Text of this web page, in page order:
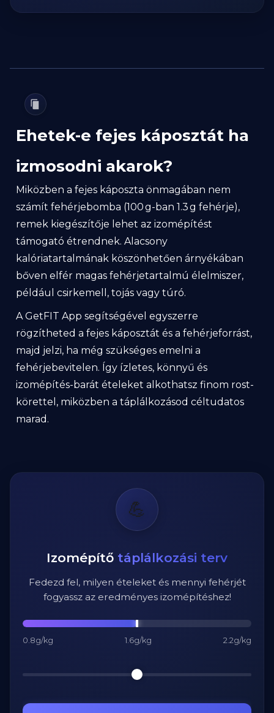
Ehetek-e fejes káposztát ha
izmosodni akarok?
Miközben a fejes káposzta önmagában nem
számít fehérjebomba (100 g-ban 1.3 g fehérje),
remek kiegészítője lehet az izomépítést
támogató étrendnek. Alacsony
kalóriatartalmának köszönhetően árnyékában
bőven elfér magas fehérjetartalmú élelmiszer,
például csirkemell, tojás vagy túró.
A GetFIT App segítségével egyszerre
rögzítheted a fejes káposztát és a fehérjeforrást,
majd jelzi, ha még szükséges emelni a
fehérjebevitelen. Így ízletes, könnyű és
izomépítés-barát ételeket alkothatsz finom rost-
körettel, miközben a táplálkozásod céltudatos
marad.
💪
Izomépítő táplálkozási terv
Fedezd fel, milyen ételeket és mennyi fehérjét
fogyassz az eredményes izomépítéshez!
0.8g/kg 1.6g/kg 2.2g/kg